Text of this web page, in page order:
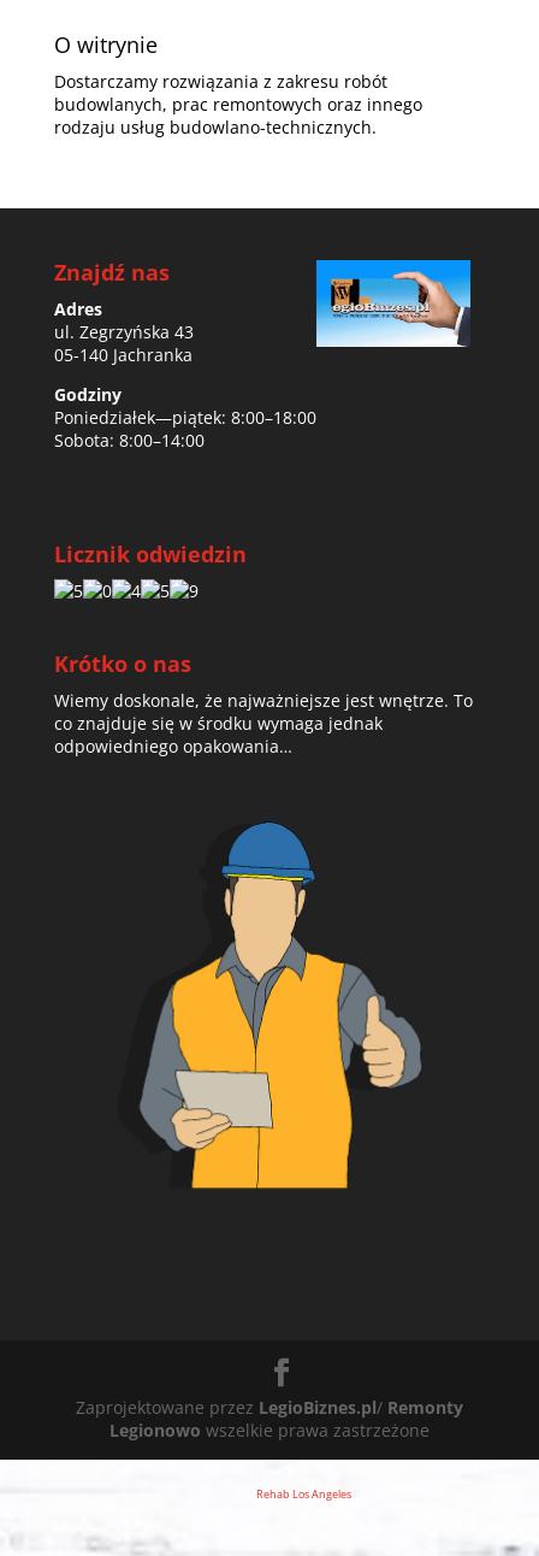
O witrynie
Dostarczamy rozwiązania z zakresu robót
budowlanych, prac remontowych oraz innego
rodzaju usług budowlano-technicznych.
Znajdź nas
Adres
ul. Zegrzyńska 43
05-140 Jachranka
Godziny
Poniedziałek—piątek: 8:00–18:00
Sobota: 8:00–14:00
Licznik odwiedzin
Krótko o nas
Wiemy doskonale, że najważniejsze jest wnętrze. To
co znajduje się w środku wymaga jednak
odpowiedniego opakowania…
Zaprojektowane przez LegioBiznes.pl/ Remonty
Legionowo wszelkie prawa zastrzeżone
Rehab Los Angeles